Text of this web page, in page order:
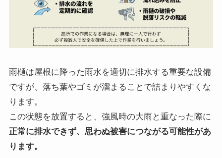
雨樋は屋根に降った雨水を適切に排水する重要な設備
ですが、落ち葉やゴミが溜まることで詰まりやすくな
ります。
この状態を放置すると、強風時の大雨と重なった際に
正常に排水できず、思わぬ被害につながる可能性があ
ります。